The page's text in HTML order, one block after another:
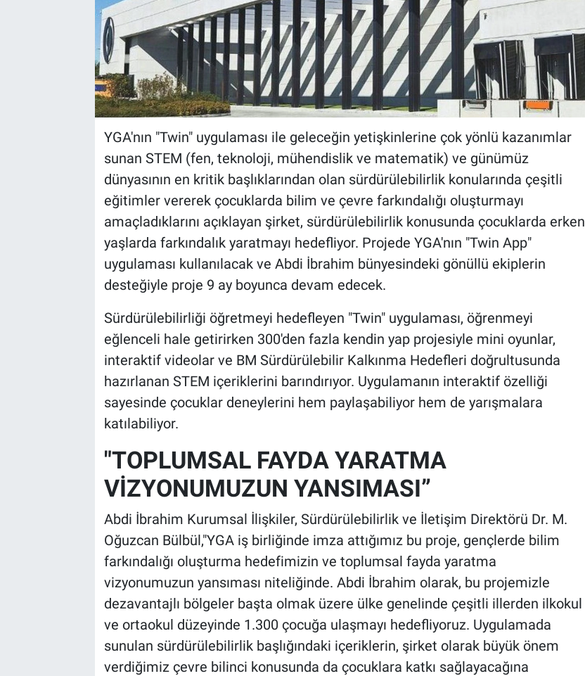
YGA'nın "Twin" uygulaması ile geleceğin yetişkinlerine çok yönlü kazanımlar
sunan STEM (fen, teknoloji, mühendislik ve matematik) ve günümüz
dünyasının en kritik başlıklarından olan sürdürülebilirlik konularında çeşitli
eğitimler vererek çocuklarda bilim ve çevre farkındalığı oluşturmayı
amaçladıklarını açıklayan şirket, sürdürülebilirlik konusunda çocuklarda erken
yaşlarda farkındalık yaratmayı hedefliyor. Projede YGA'nın "Twin App"
uygulaması kullanılacak ve Abdi İbrahim bünyesindeki gönüllü ekiplerin
desteğiyle proje 9 ay boyunca devam edecek.
Sürdürülebilirliği öğretmeyi hedefleyen "Twin" uygulaması, öğrenmeyi
eğlenceli hale getirirken 300'den fazla kendin yap projesiyle mini oyunlar,
interaktif videolar ve BM Sürdürülebilir Kalkınma Hedefleri doğrultusunda
hazırlanan STEM içeriklerini barındırıyor. Uygulamanın interaktif özelliği
sayesinde çocuklar deneylerini hem paylaşabiliyor hem de yarışmalara
katılabiliyor.
"TOPLUMSAL FAYDA YARATMA
VİZYONUMUZUN YANSIMASI”
Abdi İbrahim Kurumsal İlişkiler, Sürdürülebilirlik ve İletişim Direktörü Dr. M.
Oğuzcan Bülbül,"YGA iş birliğinde imza attığımız bu proje, gençlerde bilim
farkındalığı oluşturma hedefimizin ve toplumsal fayda yaratma
vizyonumuzun yansıması niteliğinde. Abdi İbrahim olarak, bu projemizle
dezavantajlı bölgeler başta olmak üzere ülke genelinde çeşitli illerden ilkokul
ve ortaokul düzeyinde 1.300 çocuğa ulaşmayı hedefliyoruz. Uygulamada
sunulan sürdürülebilirlik başlığındaki içeriklerin, şirket olarak büyük önem
verdiğimiz çevre bilinci konusunda da çocuklara katkı sağlayacağına